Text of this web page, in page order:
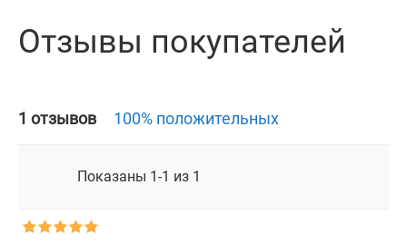
Отзывы покупателей
1 отзывов 100% положительных
Показаны 1-1 из 1